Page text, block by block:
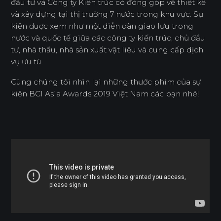
đầu tư và Công ty Kiến trúc có đóng góp về thiết kế
và xây dựng tại thị trường 7 nước trong khu vực. Sự
kiện đuợc xem như một diễn đàn giao lưu trong
nước và quốc tế giữa các công ty kiến trúc, chủ đầu
tư, nhà thầu, nhà sản xuất vật liệu và cung cấp dịch
vụ ưu tú.
Cùng chúng tôi nhìn lại những thước phim của sự
kiện BCI Asia Awards 2019 Việt Nam các bạn nhé!